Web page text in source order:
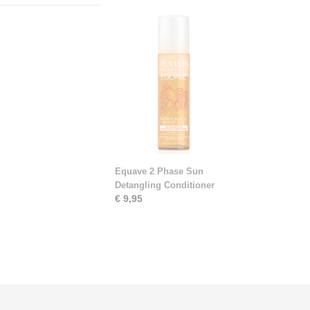
Equave 2 Phase Sun
Detangling Conditioner
€ 9,95